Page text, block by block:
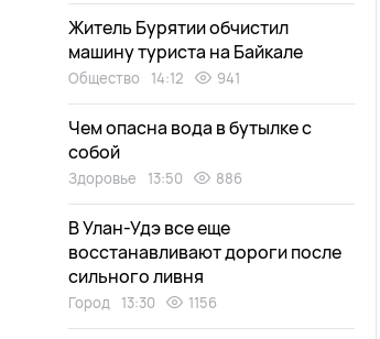
Житель Бурятии обчистил
машину туриста на Байкале
Общество 14:12 941
Чем опасна вода в бутылке с
собой
Здоровье 13:50 886
В Улан-Удэ все еще
восстанавливают дороги после
сильного ливня
Город 13:30 1156